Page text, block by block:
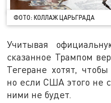
ФОТО: КОЛЛАЖ ЦАРЬГРАДА
Учитывая
сказанное Трампом
Тегеране хотят,
но если США этого не
ними не будет.